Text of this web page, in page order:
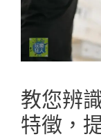
教您辨
特徵，